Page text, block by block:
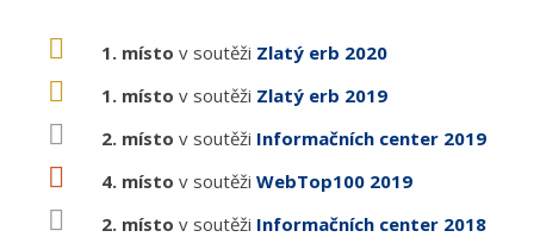
1. místo v soutěži Zlatý erb 2020
1. místo v soutěži Zlatý erb 2019
2. místo v soutěži Informačních center 2019
4. místo v soutěži WebTop100 2019
2. místo v soutěži Informačních center 2018